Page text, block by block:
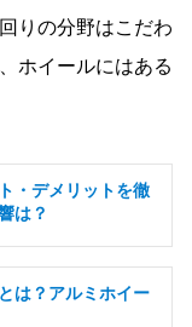
りの分野はこだわ
ホイールにはある
・デメリットを徹
は？
は？アルミホイー